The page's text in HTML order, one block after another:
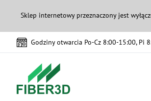
Sklep internetowy przeznaczony jest
Godziny otwarcia Po-Cz 8:00-15:00, Pi